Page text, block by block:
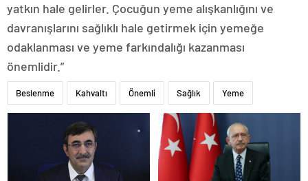
yatkın hale gelirler. Çocuğun yeme alışkanlığını ve
davranışlarını sağlıklı hale getirmek için yemeğe
odaklanması ve yeme farkındalığı kazanması
önemlidir.”
Beslenme Kahvaltı Önemli Sağlık Yeme